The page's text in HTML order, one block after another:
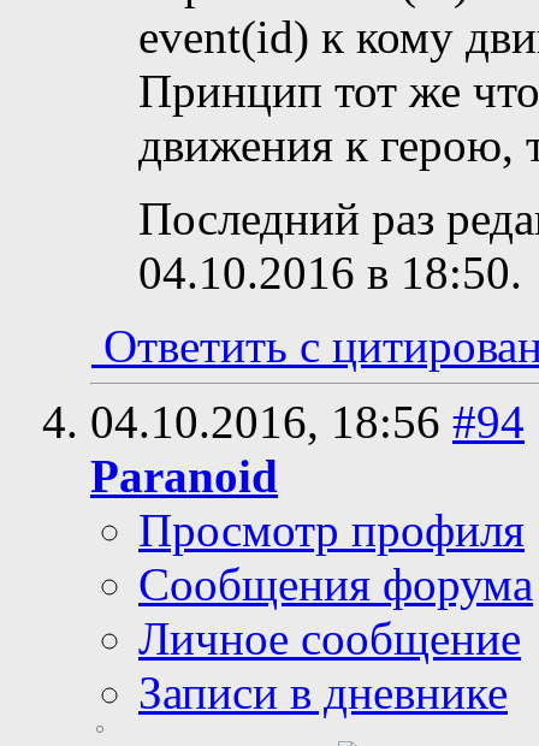
event(id) к кому
Принцип тот же
движения к герою,
Последний раз
04.10.2016 в 18:50.
Ответить с
04.10.2016, 18:56 #94
Paranoid
Просмотр профиля
Сообщения форума
Личное сообщение
Записи в дневнике